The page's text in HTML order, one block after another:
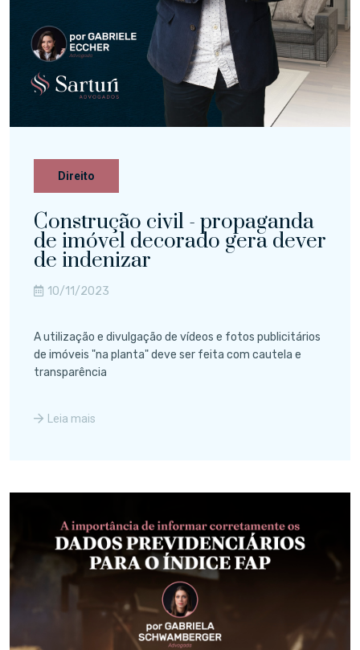
Direito
Construção civil - propaganda
de imóvel decorado gera dever
de indenizar
10/11/2023
A utilização e divulgação de vídeos e fotos publicitários
de imóveis "na planta" deve ser feita com cautela e
transparência
Leia mais